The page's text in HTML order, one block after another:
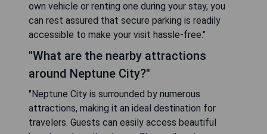
own vehicle or renting one during your stay, you
can rest assured that secure parking is readily
accessible to make your visit hassle-free."
"What are the nearby attractions
around Neptune City?"
"Neptune City is surrounded by numerous
attractions, making it an ideal destination for
travelers. Guests can easily access beautiful